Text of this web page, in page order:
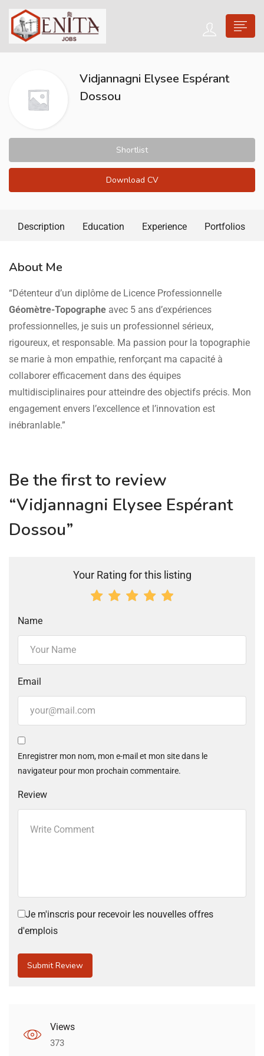
Vidjannagni Elysee Espérant
Dossou
Shortlist
Download CV
Description Education Experience Portfolios
About Me
“Détenteur d’un diplôme de Licence Professionnelle
Géomètre-Topographe avec 5 ans d’expériences
professionnelles, je suis un professionnel sérieux,
rigoureux, et responsable. Ma passion pour la topographie
se marie à mon empathie, renforçant ma capacité à
collaborer efficacement dans des équipes
multidisciplinaires pour atteindre des objectifs précis. Mon
engagement envers l’excellence et l’innovation est
inébranlable.”
Be the first to review
“Vidjannagni Elysee Espérant
Dossou”
Your Rating for this listing
Name
Email
Enregistrer mon nom, mon e-mail et mon site dans le
navigateur pour mon prochain commentaire.
Review
Je m'inscris pour recevoir les nouvelles offres
d'emplois
Views
373